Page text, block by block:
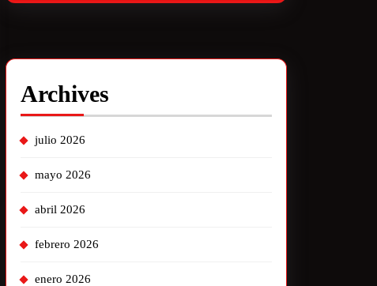
Archives
julio 2026
mayo 2026
abril 2026
febrero 2026
enero 2026